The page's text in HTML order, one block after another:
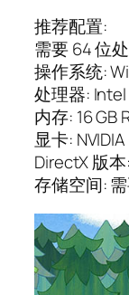
推荐配置:
需要 64 位
操作系统:
处理器:
内存: 16 GB
显卡:
DirectX 版本:
存储空间: